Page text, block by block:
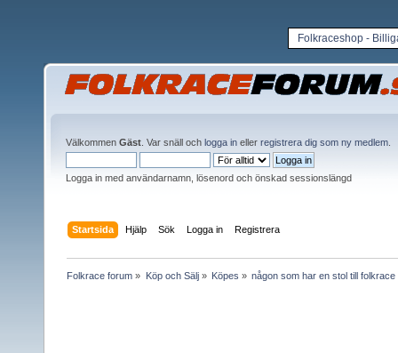
Folkraceshop -
Välkommen Gäst . Var snäll och logga in eller registrera dig som ny medlem
Logga in med användarnamn, lösenord och önskad sessionslängd
Startsida Hjälp Sök Logga in Registrera
Folkrace forum » Köp och Sälj» Köpes » någon som har en stol till folkrace